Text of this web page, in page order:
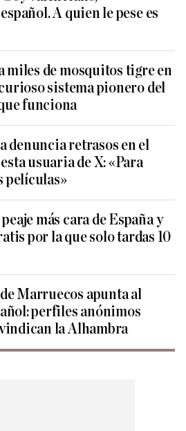
A quien le pese es
miles de mosquitos tigre en
sistema pionero del
funciona
denuncia retrasos en el
usuaria de X: «Para
películas»
más cara de España y
por la que solo tardas 10
Marruecos apunta al
perfiles anónimos
la Alhambra